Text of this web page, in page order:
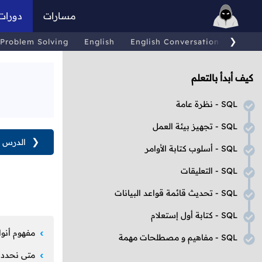
مسارات
Problem Solving English English Conversations ❯
كيف أبدأ بالتعلم
SQL - نظرة عامة
SQL - تجهيز بيئة العمل
SQL - أسلوب كتابة الأوامر
SQL - التعليقات
SQL - تحديث قائمة قواعد البيانات
SQL - كتابة أول إستعلام
SQL - مفاهيم و مصطلحات مهمة
❮ الدرس
مفهوم
متى نحدد